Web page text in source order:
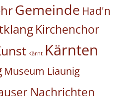
Gemeinde Had'n
Kirchenchor
Kärnt Kärnten
Museum Liaunig
Nachrichten